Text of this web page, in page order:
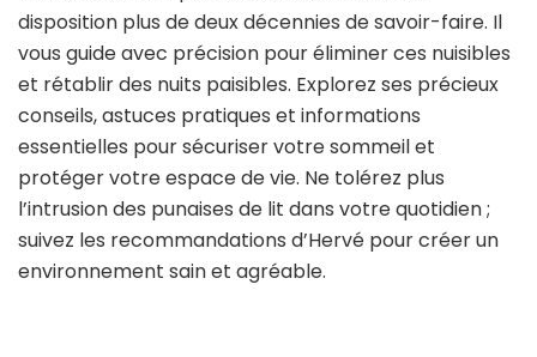
disposition plus de deux décennies de savoir-faire. Il
vous guide avec précision pour éliminer ces nuisibles
et rétablir des nuits paisibles. Explorez ses précieux
conseils, astuces pratiques et informations
essentielles pour sécuriser votre sommeil et
protéger votre espace de vie. Ne tolérez plus
l’intrusion des punaises de lit dans votre quotidien ;
suivez les recommandations d’Hervé pour créer un
environnement sain et agréable.